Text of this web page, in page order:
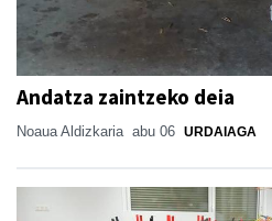
Andatza zaintzeko deia
Noaua Aldizkaria abu 06 URDAIAGA